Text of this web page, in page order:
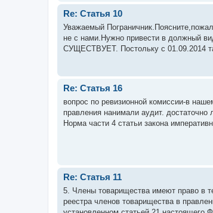
Re: Статья 10
Уважаемый
не с нами.Нужно привести в должный
СУЩЕСТВУЕТ. Постольку с 01.09.2014
Re: Статья 16
вопрос по ревизионной комиссии-в
правления нанимали аудит. достаточно
Норма части 4 статьи закона
Re: Статья 11
5. Члены товарищества имеют право в
реестра членов товарищества в